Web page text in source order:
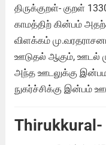
திருக்குறள்- குறள்
காமத்திற் கின்பம்
விளக்கம்
ஊடுதல் ஆகும், ஊடல்
அந்த ஊடலுக்கு
நுகர்ச்சிக்கு இன்பம்
Thirukkural-